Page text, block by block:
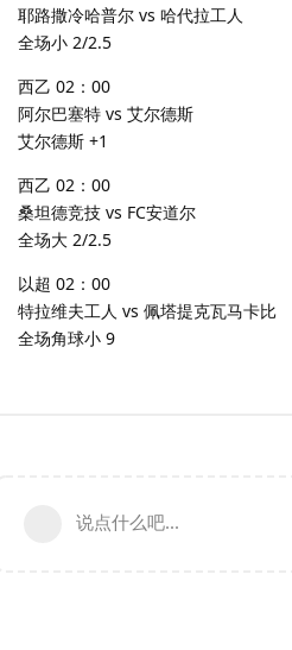
耶路撒冷哈普尔 vs 哈代拉工人
全场小 2/2.5
西乙 02：00
阿尔巴塞特 vs 艾尔德斯
艾尔德斯 +1
西乙 02：00
桑坦德竞技 vs FC安道尔
全场大 2/2.5
以超 02：00
特拉维夫工人 vs 佩塔提克瓦马卡比
全场角球小 9
说点什么吧...